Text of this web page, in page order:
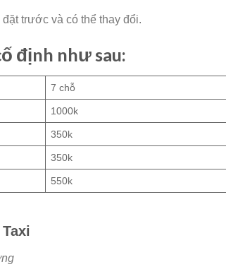
trước và có thể thay đổi.
định như sau:
7 chỗ
1000k
350k
350k
550k